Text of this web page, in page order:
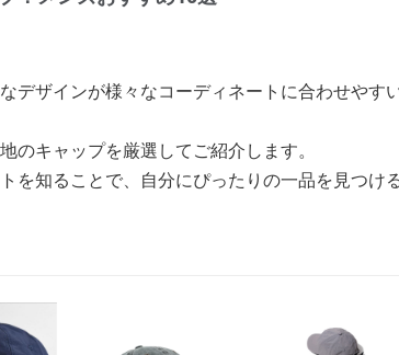
デザインが様々なコーディネートに合わせやす
のキャップを厳選してご紹介します。
を知ることで、自分にぴったりの一品を見つけ